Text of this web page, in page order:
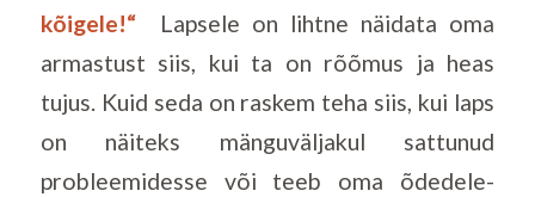
kõigele!“Lapsele on lihtne näidata oma
armastust siis, kui ta on rõõmus ja heas
tujus. Kuid seda on raskem teha siis, kui laps
on näiteks mänguväljakul sattunud
probleemidesse või teeb oma õdedele-